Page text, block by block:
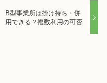
B型事業所は掛け持ち・併
用できる？複数利用の可否